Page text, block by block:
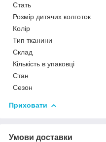
Стать
Розмір дитячих колготок
Колір
Тип тканини
Склад
Кількість в упаковці
Стан
Сезон
Приховати
Умови доставки